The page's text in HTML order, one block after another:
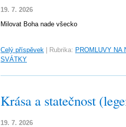
19. 7. 2026
Milovat Boha nade všecko
Celý příspěvek Rubrika: PROMLUVY NA
SVÁTKY
Krása a statečnost
19. 7. 2026